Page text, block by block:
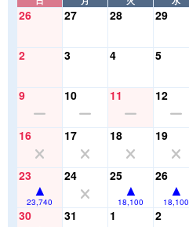
26 27 28 29
2 3 4 5
9 10 11 12
16 17 18 19
23
23,740
24 25
18,100
26
18,100
30 31 1 2